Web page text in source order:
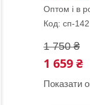
Оптом і в
Код: сп-142
1 750 ₴
1 659 ₴
Показати